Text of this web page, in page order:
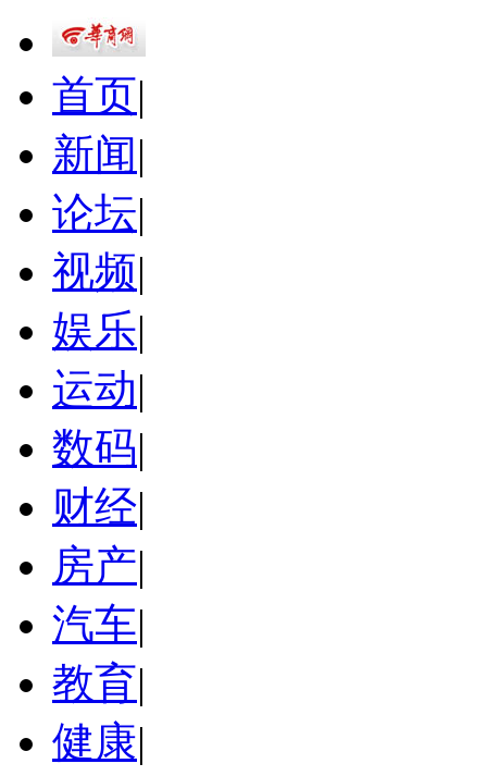
首页|
新闻|
论坛|
视频|
娱乐|
运动|
数码|
财经|
房产|
汽车|
教育|
健康|